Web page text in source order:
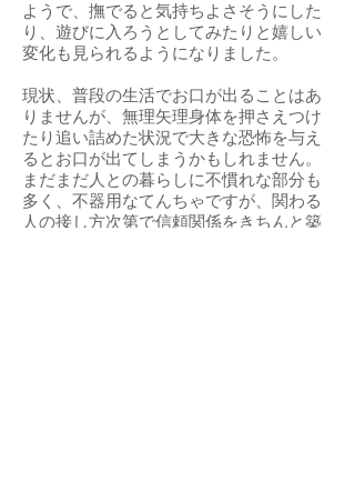
ようで、撫でると気持ちよさそうにした
り、遊びに入ろうとしてみたりと嬉しい
変化も見られるようになりました。
現状、普段の生活でお口が出ることはあ
りませんが、無理矢理身体を押さえつけ
たり追い詰めた状況で大きな恐怖を与え
るとお口が出てしまうかもしれません。
まだまだ人との暮らしに不慣れな部分も
多く、不器用なてんちゃですが、関わる
人の接し方次第で信頼関係をきちんと築